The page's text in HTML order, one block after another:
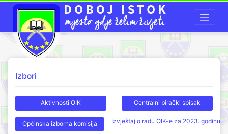
Izbori
Aktivnosti OIK Centralni birački spisak
Općinska izborna komisija Izvještaj o radu OIK-e za 2023. godinu